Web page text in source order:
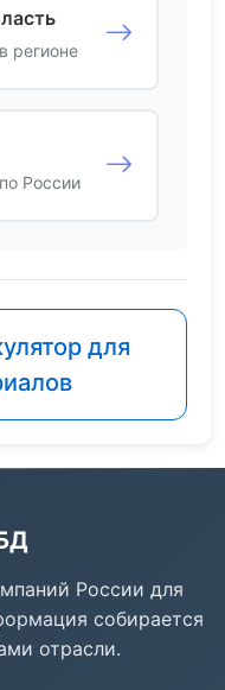
регионе
России
для
России для
собирается
отрасли.